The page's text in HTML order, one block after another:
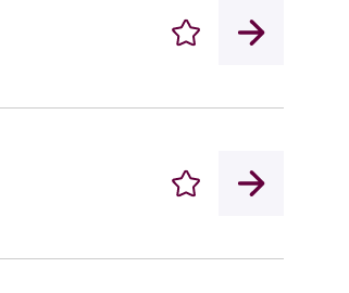
Enregistrer
Enregistrer